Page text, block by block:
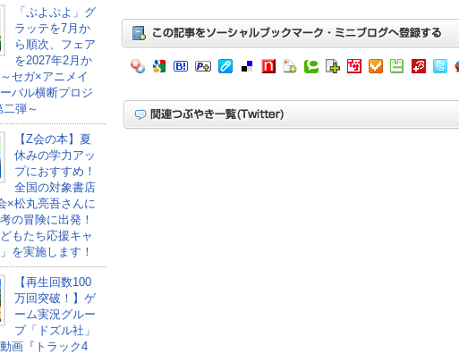
「ぷよぷよ」グ
ラッテを7月か
ら順次、フェア
を2027年2月か
セガ×アニメイ
バル横断プロジ
弾～
【Z会の本】夏
休みの学力アッ
プにおすすめ！
全国の対象書店
×松丸亮吾さんに
の冒険に出発！
もたち応援キャ
を実施します！
【再生回数100
万回突破！】ゲ
ーム実況グルー
プ「ドズル社」
画『トラック4